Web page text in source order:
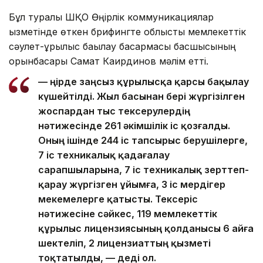
Бұл туралы ШҚО Өңірлік коммуникациялар
қызметінде өткен брифингте облыстық мемлекеттік
сәулет-құрылыс бақылау басқармасы басшысының
орынбасары Самат Каирдинов мәлім етті.
— Өңірде заңсыз құрылысқа қарсы бақылау
күшейтілді. Жыл басынан бері жүргізілген
жоспардан тыс тексерулердің
нәтижесінде 261 әкімшілік іс қозғалды.
Оның ішінде 244 іс тапсырыс берушілерге,
7 іс техникалық қадағалау
сарапшыларына, 7 іс техникалық зерттеп-
қарау жүргізген ұйымға, 3 іс мердігер
мекемелерге қатысты. Тексеріс
нәтижесіне сәйкес, 119 мемлекеттік
құрылыс лицензиясының қолданысы 6 айға
шектеліп, 2 лицензиаттың қызметі
тоқтатылды, — деді ол.